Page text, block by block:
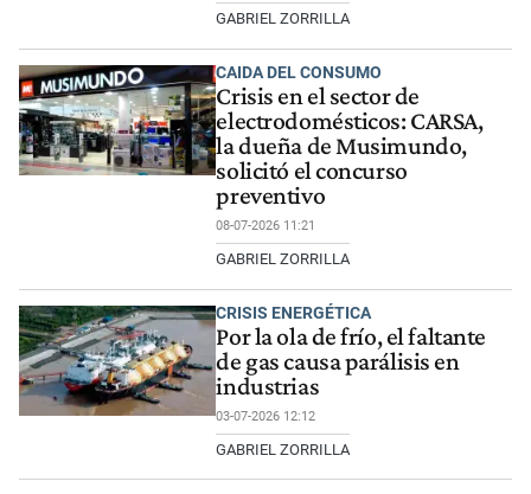
GABRIEL ZORRILLA
CAIDA DEL CONSUMO
Crisis en el sector de
electrodomésticos: CARSA,
la dueña de Musimundo,
solicitó el concurso
preventivo
08-07-2026 11:21
GABRIEL ZORRILLA
CRISIS ENERGÉTICA
Por la ola de frío, el faltante
de gas causa parálisis en
industrias
03-07-2026 12:12
GABRIEL ZORRILLA